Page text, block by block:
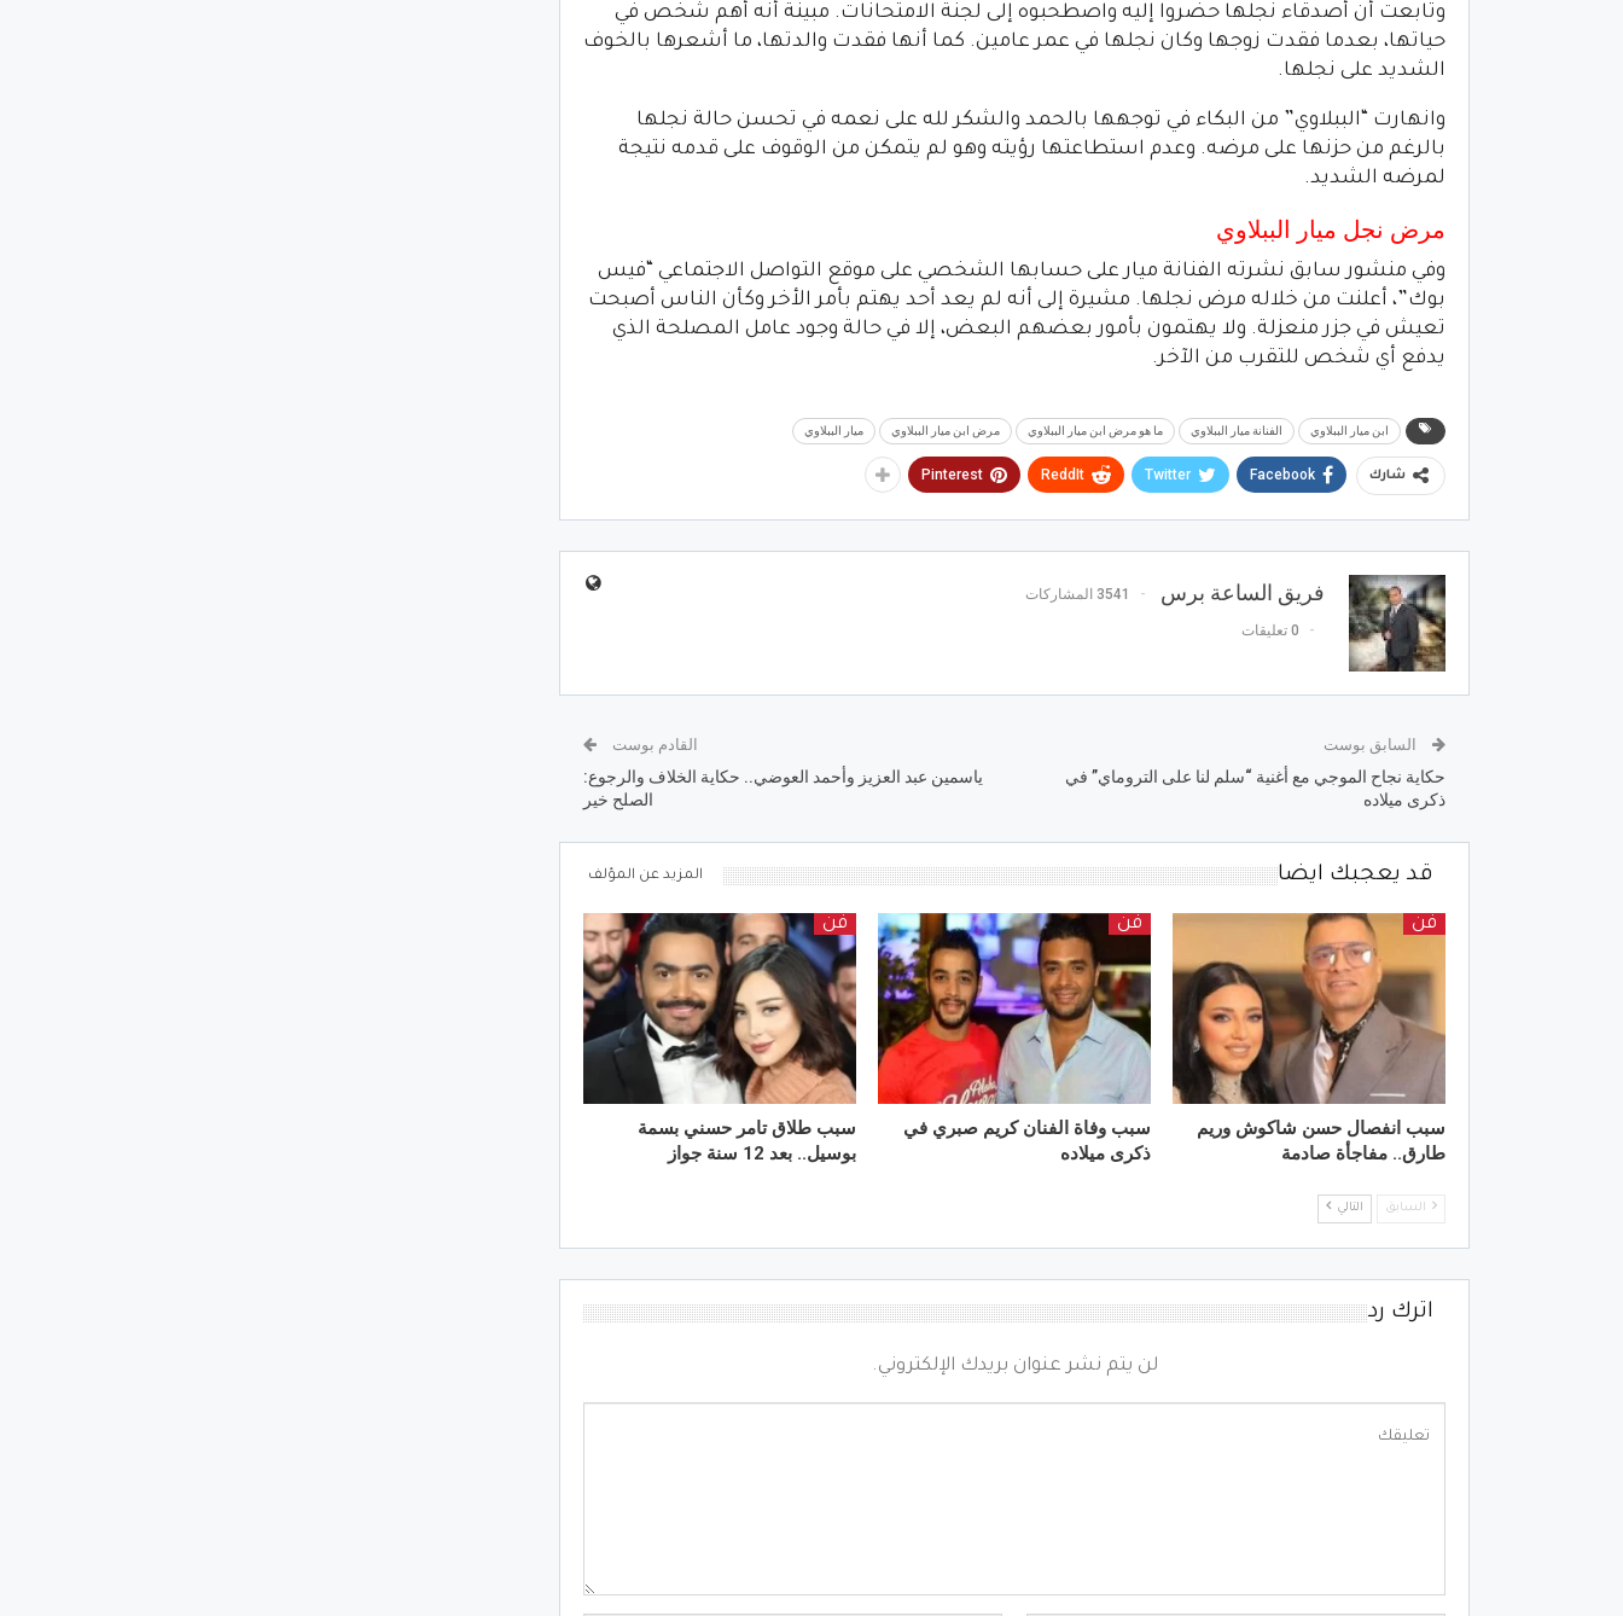
وتابعت أن أصدقاء نجلها حضروا إليه واصطحبوه إلى لجنة الامتحانات. مبينة أنه أهم شخص في
حياتها، بعدما فقدت زوجها وكان نجلها في عمر عامين. كما أنها فقدت والدتها، ما أشعرها بالخوف
الشديد على نجلها.
وانهارت “الببلاوي” من البكاء في توجهها بالحمد والشكر لله على نعمه في تحسن حالة نجلها
بالرغم من حزنها على مرضه. وعدم استطاعتها رؤيته وهو لم يتمكن من الوقوف على قدمه نتيجة
لمرضه الشديد.
مرض نجل ميار الببلاوي
وفي منشور سابق نشرته الفنانة ميار على حسابها الشخصي على موقع التواصل الاجتماعي “فيس
بوك”، أعلنت من خلاله مرض نجلها. مشيرة إلى أنه لم يعد أحد يهتم بأمر الأخر وكأن الناس أصبحت
تعيش في جزر منعزلة. ولا يهتمون بأمور بعضهم البعض، إلا في حالة وجود عامل المصلحة الذي
يدفع أي شخص للتقرب من الآخر.
ابن ميار الببلاوي الفنانة ميار الببلاوي ما هو مرض ابن ميار الببلاوي مرض ابن ميار الببلاوي ميار الببلاوي
شارك Facebook
Twitter
ReddIt
Pinterest
فريق الساعة برس 3541 المشاركات
0 تعليقات
السابق بوست
حكاية نجاح الموجي مع أغنية “سلم لنا على التروماي” في
ذكرى ميلاده
القادم بوست
ياسمين عبد العزيز وأحمد العوضي.. حكاية الخلاف والرجوع:
الصلح خير
قد يعجبك ايضا المزيد عن المؤلف
فن
سبب انفصال حسن شاكوش وريم
طارق.. مفاجأة صادمة
فن
سبب وفاة الفنان كريم صبري في
ذكرى ميلاده
فن
سبب طلاق تامر حسني بسمة
بوسيل.. بعد 12 سنة جواز
السابق التالي
اترك رد
لن يتم نشر عنوان بريدك الإلكتروني.